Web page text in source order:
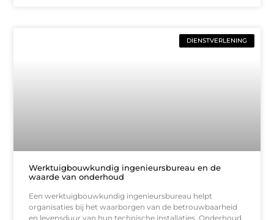
DIENSTVERLENING
Werktuigbouwkundig ingenieursbureau en de
waarde van onderhoud
Een werktuigbouwkundig ingenieursbureau helpt
organisaties bij het waarborgen van de betrouwbaarheid
en levensduur van hun technische installaties. Onderhoud